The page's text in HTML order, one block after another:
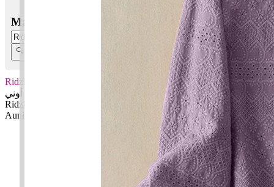
Masukkan Nama:
Ridzki Auni
رزقي أوني
Ridzki: Rezeki, kurniaan Allah
Auni: Lemah lembutku, ketenangan, ketetapanku
✚ Baju Baby Custom Nama 'Ridzki Auni'